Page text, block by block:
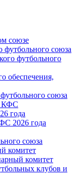
союзе
футбольного союза
футбольного
обеспечения,
союза
КФС
года
2026 года
союза
комитет
комитет
клубов и